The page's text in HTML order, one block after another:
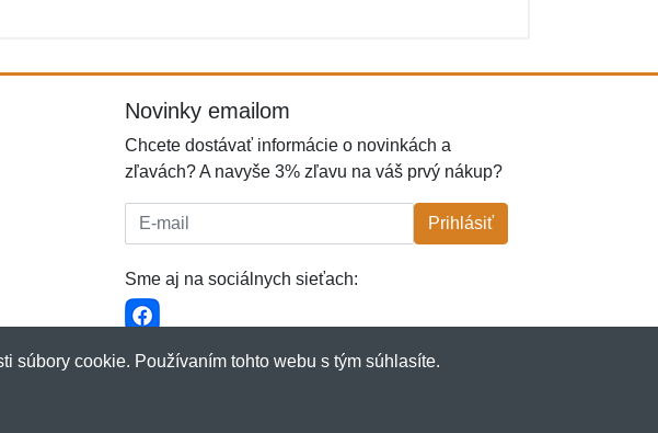
Novinky emailom
Chcete dostávať informácie o novinkách a
zľavách? A navyše 3% zľavu na váš prvý nákup?
E-mail: Prihlásiť
Sme aj na sociálnych sieťach:
súbory cookie. Používaním tohto webu s tým súhlasíte.